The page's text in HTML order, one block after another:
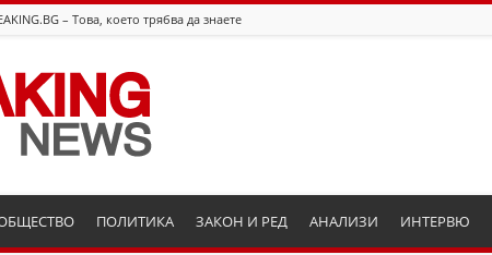
– Това, което трябва да знаете
Breaking.bg
ПОЛИТИКА ЗАКОН И РЕД АНАЛИЗИ ИНТЕРВЮ